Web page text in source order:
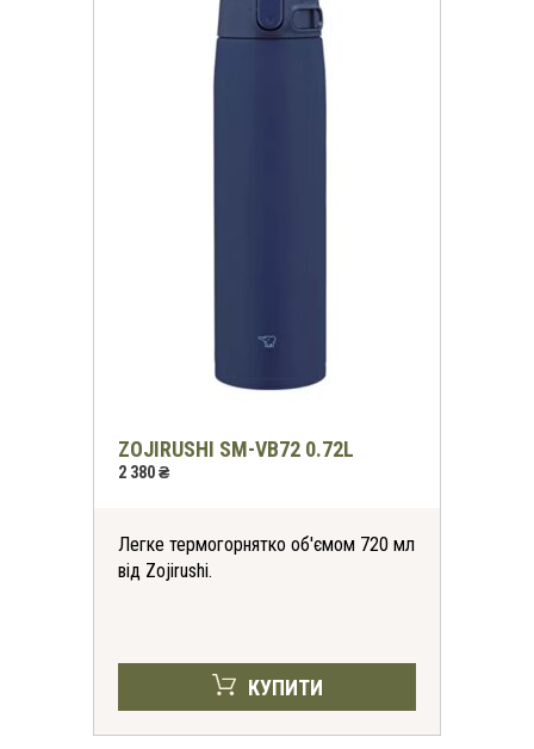
ZOJIRUSHI SM-VB72 0.72L
2 380 ₴
Легке термогорнятко об'ємом 720 мл
від Zojirushi.
КУПИТИ